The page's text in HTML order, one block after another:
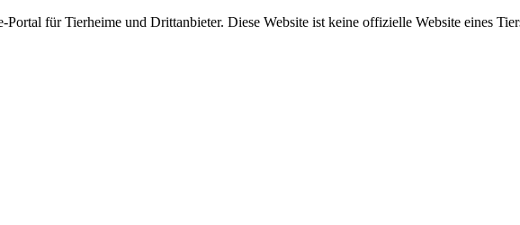
für Tierheime und Drittanbieter. Diese Website ist keine offizielle Website eines